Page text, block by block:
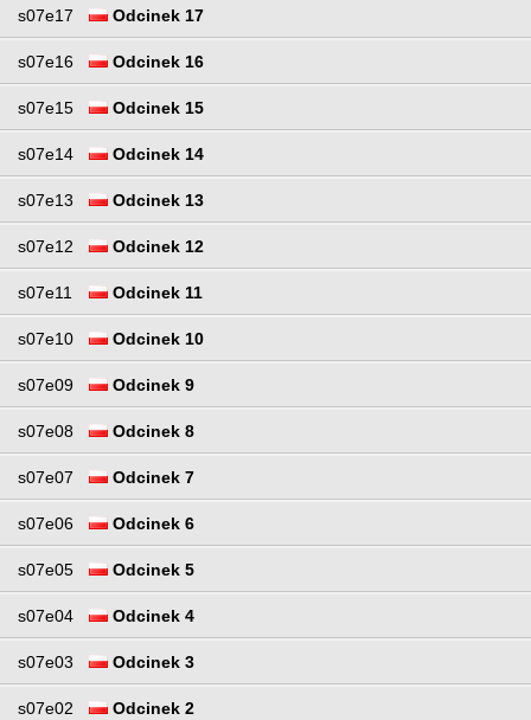
s07e17 Odcinek 17
s07e16 Odcinek 16
s07e15 Odcinek 15
s07e14 Odcinek 14
s07e13 Odcinek 13
s07e12 Odcinek 12
s07e11 Odcinek 11
s07e10 Odcinek 10
s07e09 Odcinek 9
s07e08 Odcinek 8
s07e07 Odcinek 7
s07e06 Odcinek 6
s07e05 Odcinek 5
s07e04 Odcinek 4
s07e03 Odcinek 3
s07e02 Odcinek 2